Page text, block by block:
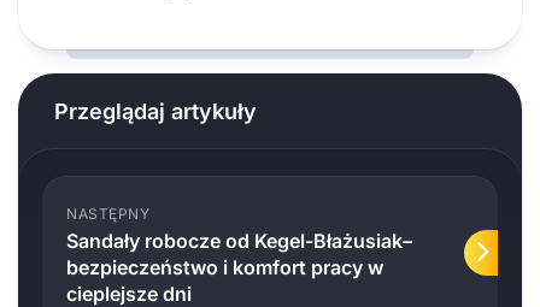
Przeglądaj artykuły
NASTĘPNY
Sandały robocze od Kegel-Błażusiak–
bezpieczeństwo i komfort pracy w
cieplejsze dni